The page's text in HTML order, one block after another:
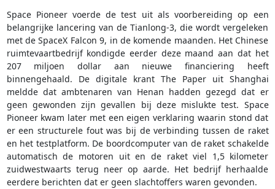
Space Pioneer voerde de test uit als voorbereiding op een
belangrijke lancering van de Tianlong-3, die wordt vergeleken
met de SpaceX Falcon 9, in de komende maanden. Het Chinese
ruimtevaartbedrijf kondigde eerder deze maand aan dat het
207 miljoen dollar aan nieuwe financiering heeft
binnengehaald. De digitale krant The Paper uit Shanghai
meldde dat ambtenaren van Henan hadden gezegd dat er
geen gewonden zijn gevallen bij deze mislukte test. Space
Pioneer kwam later met een eigen verklaring waarin stond dat
er een structurele fout was bij de verbinding tussen de raket
en het testplatform. De boordcomputer van de raket schakelde
automatisch de motoren uit en de raket viel 1,5 kilometer
zuidwestwaarts terug neer op aarde. Het bedrijf herhaalde
eerdere berichten dat er geen slachtoffers waren gevonden.